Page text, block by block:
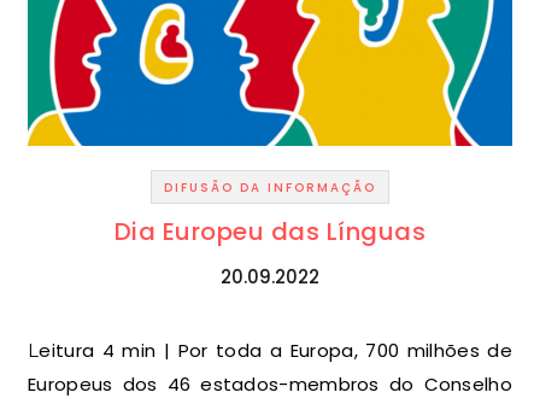
DIFUSÃO DA INFORMAÇÃO
Dia Europeu das Línguas
20.09.2022
Leitura 4 min | Por toda a Europa, 700 milhões de
Europeus dos 46 estados-membros do Conselho